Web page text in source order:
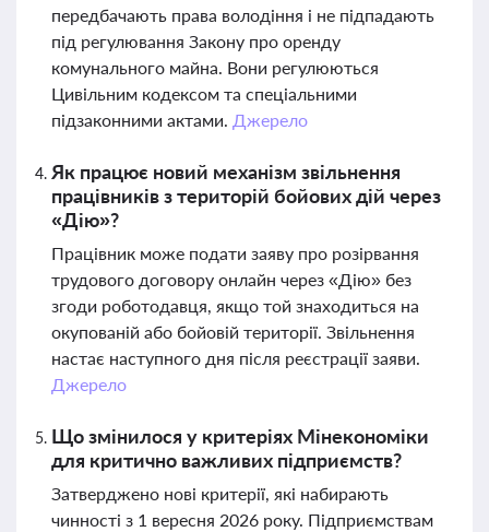
передбачають права володіння і не підпадають
під регулювання Закону про оренду
комунального майна. Вони регулюються
Цивільним кодексом та спеціальними
підзаконними актами. Джерело
Як працює новий механізм звільнення
працівників з територій бойових дій через
«Дію»?
Працівник може подати заяву про розірвання
трудового договору онлайн через «Дію» без
згоди роботодавця, якщо той знаходиться на
окупованій або бойовій території. Звільнення
настає наступного дня після реєстрації заяви.
Джерело
Що змінилося у критеріях Мінекономіки
для критично важливих підприємств?
Затверджено нові критерії, які набирають
чинності з 1 вересня 2026 року. Підприємствам